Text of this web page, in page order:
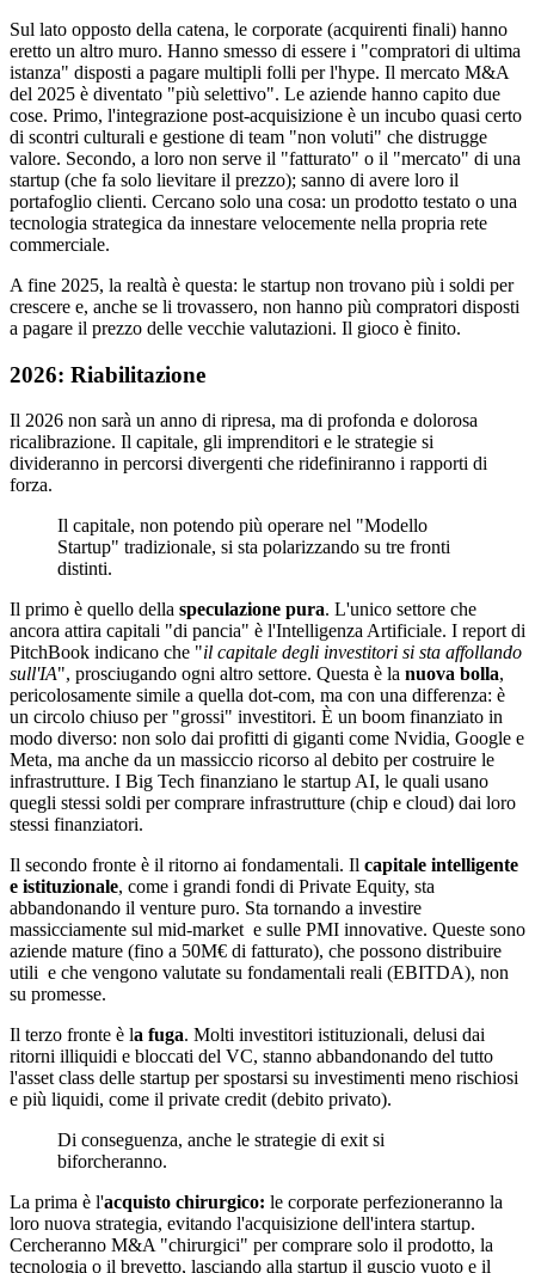
Sul lato opposto della catena, le corporate (acquirenti finali) hanno
eretto un altro muro. Hanno smesso di essere i "compratori di ultima
istanza" disposti a pagare multipli folli per l'hype. Il mercato M&A
del 2025 è diventato "più selettivo". Le aziende hanno capito due
cose. Primo, l'integrazione post-acquisizione è un incubo quasi certo
di scontri culturali e gestione di team "non voluti" che distrugge
valore. Secondo, a loro non serve il "fatturato" o il "mercato" di una
startup (che fa solo lievitare il prezzo); sanno di avere loro il
portafoglio clienti. Cercano solo una cosa: un prodotto testato o una
tecnologia strategica da innestare velocemente nella propria rete
commerciale.
A fine 2025, la realtà è questa: le startup non trovano più i soldi per
crescere e, anche se li trovassero, non hanno più compratori disposti
a pagare il prezzo delle vecchie valutazioni. Il gioco è finito.
2026: Riabilitazione
Il 2026 non sarà un anno di ripresa, ma di profonda e dolorosa
ricalibrazione. Il capitale, gli imprenditori e le strategie si
divideranno in percorsi divergenti che ridefiniranno i rapporti di
forza.
Il capitale, non potendo più operare nel "Modello
Startup" tradizionale, si sta polarizzando su tre fronti
distinti.
Il primo è quello della speculazione pura. L'unico settore che
ancora attira capitali "di pancia" è l'Intelligenza Artificiale. I report di
PitchBook indicano che "il capitale degli investitori si sta affollando
sull'IA", prosciugando ogni altro settore. Questa è la nuova bolla,
pericolosamente simile a quella dot-com, ma con una differenza: è
un circolo chiuso per "grossi" investitori. È un boom finanziato in
modo diverso: non solo dai profitti di giganti come Nvidia, Google e
Meta, ma anche da un massiccio ricorso al debito per costruire le
infrastrutture. I Big Tech finanziano le startup AI, le quali usano
quegli stessi soldi per comprare infrastrutture (chip e cloud) dai loro
stessi finanziatori.
Il secondo fronte è il ritorno ai fondamentali. Il capitale intelligente
e istituzionale, come i grandi fondi di Private Equity, sta
abbandonando il venture puro. Sta tornando a investire
massicciamente sul mid-market e sulle PMI innovative. Queste sono
aziende mature (fino a 50M€ di fatturato), che possono distribuire
utili e che vengono valutate su fondamentali reali (EBITDA), non
su promesse.
Il terzo fronte è la fuga. Molti investitori istituzionali, delusi dai
ritorni illiquidi e bloccati del VC, stanno abbandonando del tutto
l'asset class delle startup per spostarsi su investimenti meno rischiosi
e più liquidi, come il private credit (debito privato).
Di conseguenza, anche le strategie di exit si
biforcheranno.
La prima è l'acquisto chirurgico: le corporate perfezioneranno la
loro nuova strategia, evitando l'acquisizione dell'intera startup.
Cercheranno M&A "chirurgici" per comprare solo il prodotto, la
tecnologia o il brevetto, lasciando alla startup il guscio vuoto e il